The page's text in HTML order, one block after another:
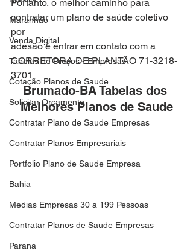
Maranhão
Venda Digital
Tabelas de Preços - Empresas
Cotação Planos de Saude
Solicitar Orçamento
Contratar Plano de Saude Empresas
Contratar Planos Empresariais
Portfolio Plano de Saude Empresa
Bahia
Medias Empresas 30 a 199 Pessoas
Contratar Planos de Saude Empresas
Parana
Portanto, o melhor caminho para
contratar um plano de saúde coletivo
por
adesão é entrar em contato com a
CORRETORA DE PLANTÃO 71-3218-
3701
Brumado-BA Tabelas dos
Melhores Planos de Saude